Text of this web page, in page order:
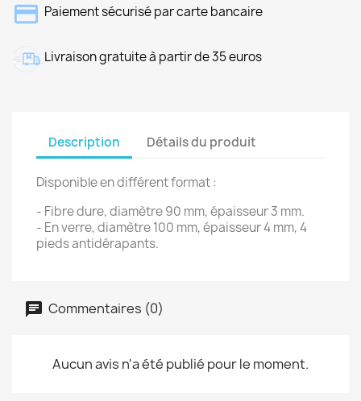
Paiement sécurisé par carte bancaire
Livraison gratuite à partir de 35 euros
Description Détails du produit
Disponible en différent format :
- Fibre dure, diamètre 90 mm, épaisseur 3 mm.
- En verre, diamètre 100 mm, épaisseur 4 mm, 4
pieds antidérapants.
Commentaires (0)
Aucun avis n'a été publié pour le moment.